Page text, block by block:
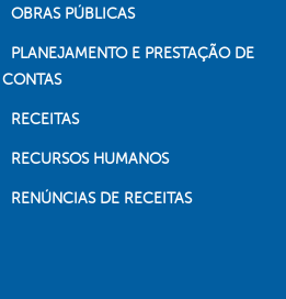
OBRAS PÚBLICAS
PLANEJAMENTO E PRESTAÇÃO DE
CONTAS
RECEITAS
RECURSOS HUMANOS
RENÚNCIAS DE RECEITAS